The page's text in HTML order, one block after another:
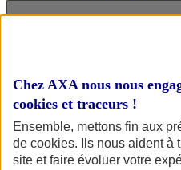
Chez AXA nous nous
cookies et traceurs !
Ensemble, mettons fin aux
de cookies. Ils nous aident à
site et faire évoluer votre